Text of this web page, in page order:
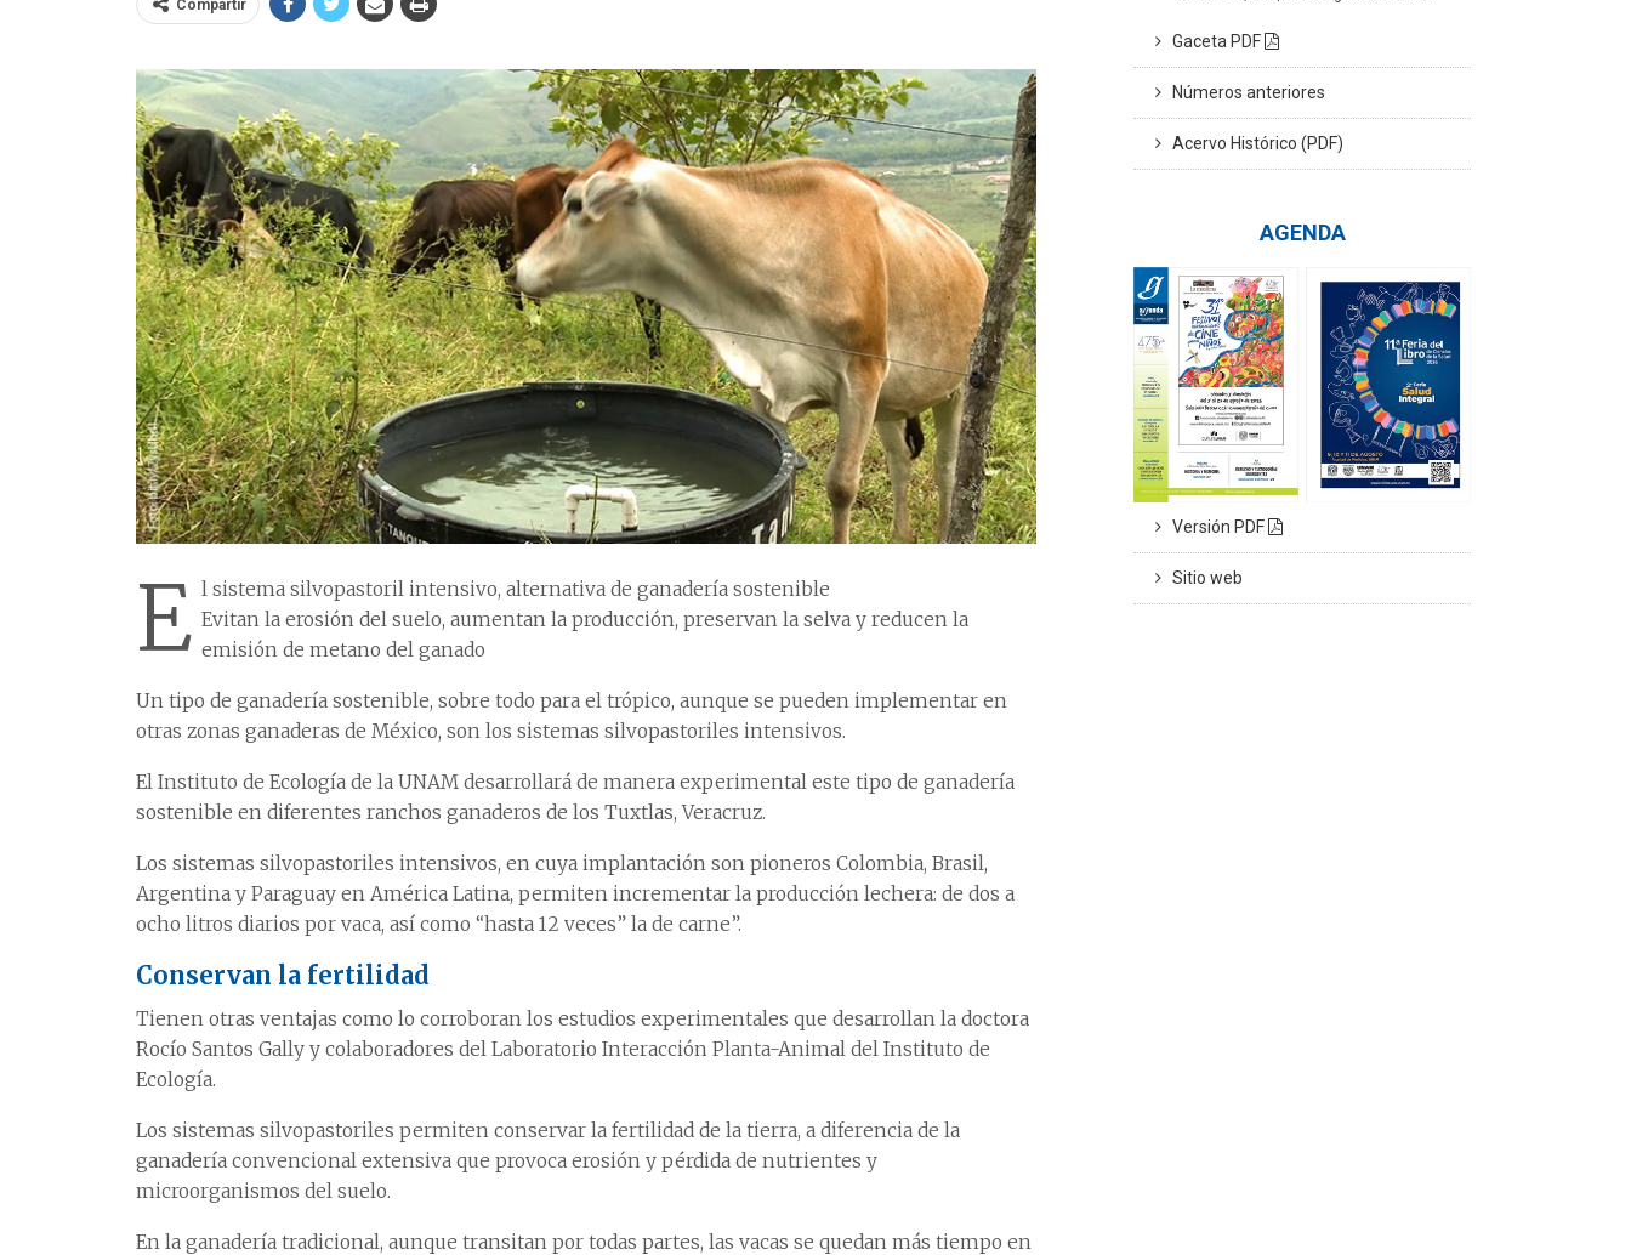
Compartir
E l sistema silvopastoril intensivo, alternativa de ganadería sostenible
Evitan la erosión del suelo, aumentan la producción, preservan la selva y reducen la
emisión de metano del ganado
Un tipo de ganadería sostenible, sobre todo para el trópico, aunque se pueden implementar en
otras zonas ganaderas de México, son los sistemas silvopastoriles intensivos.
El Instituto de Ecología de la UNAM desarrollará de manera experimental este tipo de ganadería
sostenible en diferentes ranchos ganaderos de los Tuxtlas, Veracruz.
Los sistemas silvopastoriles intensivos, en cuya implantación son pioneros Colombia, Brasil,
Argentina y Paraguay en América Latina, permiten incrementar la producción lechera: de dos a
ocho litros diarios por vaca, así como “hasta 12 veces” la de carne”.
Conservan la fertilidad
Tienen otras ventajas como lo corroboran los estudios experimentales que desarrollan la doctora
Rocío Santos Gally y colaboradores del Laboratorio Interacción Planta-Animal del Instituto de
Ecología.
Los sistemas silvopastoriles permiten conservar la fertilidad de la tierra, a diferencia de la
ganadería convencional extensiva que provoca erosión y pérdida de nutrientes y
microorganismos del suelo.
En la ganadería tradicional, aunque transitan por todas partes, las vacas se quedan más tiempo en
Gaceta PDF
Números anteriores
Acervo Histórico (PDF)
AGENDA
Versión PDF
Sitio web